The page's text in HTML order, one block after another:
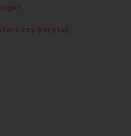
czy korytaż,